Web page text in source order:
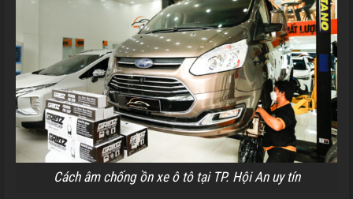
Cách âm chống ồn xe ô tô tại TP. Hội An uy tín